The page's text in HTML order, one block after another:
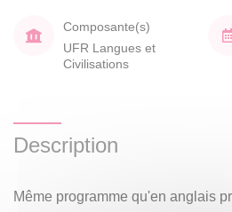
Composante(s)
UFR Langues et
Civilisations
Description
Même programme qu'en anglais